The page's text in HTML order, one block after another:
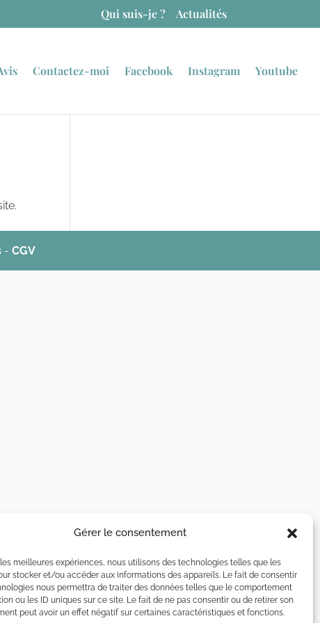
Gérer le consentement
les meilleures expériences, nous utilisons des technologies telles que les
stocker et/ou accéder aux informations des appareils. Le fait de consentir
nous permettra de traiter des données telles que le comportement
ou les ID uniques sur ce site. Le fait de ne pas consentir ou de retirer son
peut avoir un effet négatif sur certaines caractéristiques et fonctions.
Qui suis-je ? Actualités
Contactez-moi Facebook Instagram Youtube
-CGV